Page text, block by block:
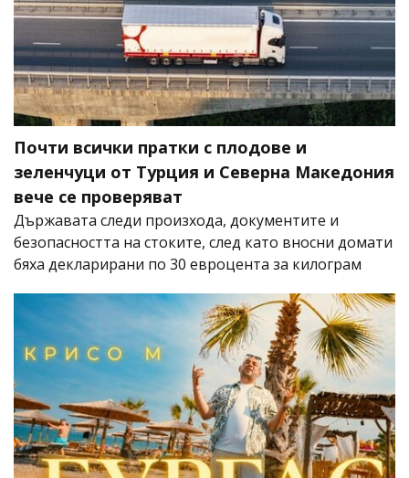
Почти всички пратки с плодове и
зеленчуци от Турция и Северна Македония
вече се проверяват
Държавата следи произхода, документите и
безопасността на стоките, след като вносни домати
бяха декларирани по 30 евроцента за килограм